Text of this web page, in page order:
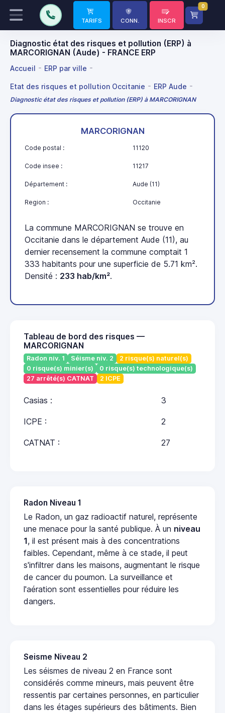
TARIFS CONN. INSCR
0
Diagnostic état des risques et pollution (ERP) à
MARCORIGNAN (Aude) - FRANCE ERP
Accueil ERP par ville
Etat des risques et pollution Occitanie ERP Aude
Diagnostic état des risques et pollution (ERP) à MARCORIGNAN
MARCORIGNAN
Code postal : 11120
Code insee : 11217
Département : Aude (11)
Region : Occitanie
La commune MARCORIGNAN se trouve en
Occitanie dans le département Aude (11), au
dernier recensement la commune comptait 1
333 habitants pour une superficie de 5.71 km².
Densité : 233 hab/km².
Tableau de bord des risques —
MARCORIGNAN
Radon niv. 1 Séisme niv. 2
2 risque(s) naturel(s)
0 risque(s) minier(s)
0 risque(s) technologique(s)
27 arrêté(s) CATNAT
2 ICPE
Casias : 3
ICPE : 2
CATNAT : 27
Radon Niveau 1
Le Radon, un gaz radioactif naturel, représente
une menace pour la santé publique. À un niveau
1, il est présent mais à des concentrations
faibles. Cependant, même à ce stade, il peut
s'infiltrer dans les maisons, augmentant le risque
de cancer du poumon. La surveillance et
l'aération sont essentielles pour réduire les
dangers.
Seisme Niveau 2
Les séismes de niveau 2 en France sont
considérés comme mineurs, mais peuvent être
ressentis par certaines personnes, en particulier
dans les étages supérieurs des bâtiments. Bien